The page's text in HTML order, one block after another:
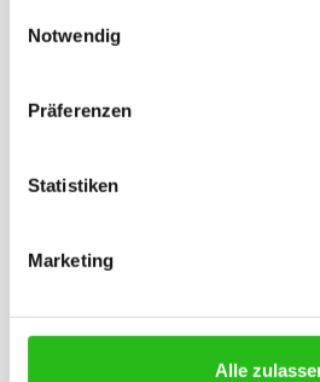
Notwendig
Präferenzen
Statistiken
Marketing
Alle
Abonnieren Sie